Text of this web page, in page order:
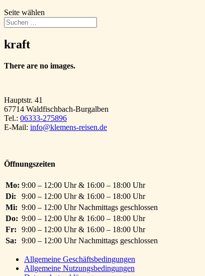
Seite wählen
kraft
There are no images.
Hauptstr. 41
67714 Waldfischbach-Burgalben
Tel.: 06333-275896
E-Mail: info@klemens-reisen.de
Öffnungszeiten
Mo: 9:00 – 12:00 Uhr & 16:00 – 18:00 Uhr
Di:
9:00 – 12:00 Uhr & 16:00 – 18:00 Uhr
Mi: 9:00 – 12:00 Uhr Nachmittags geschlossen
Do: 9:00 – 12:00 Uhr & 16:00 – 18:00 Uhr
Fr:
9:00 – 12:00 Uhr & 16:00 – 18:00 Uhr
Sa:
9:00 – 12:00 Uhr Nachmittags geschlossen
Allgemeine Geschäftsbedingungen
Allgemeine Nutzungsbedingungen